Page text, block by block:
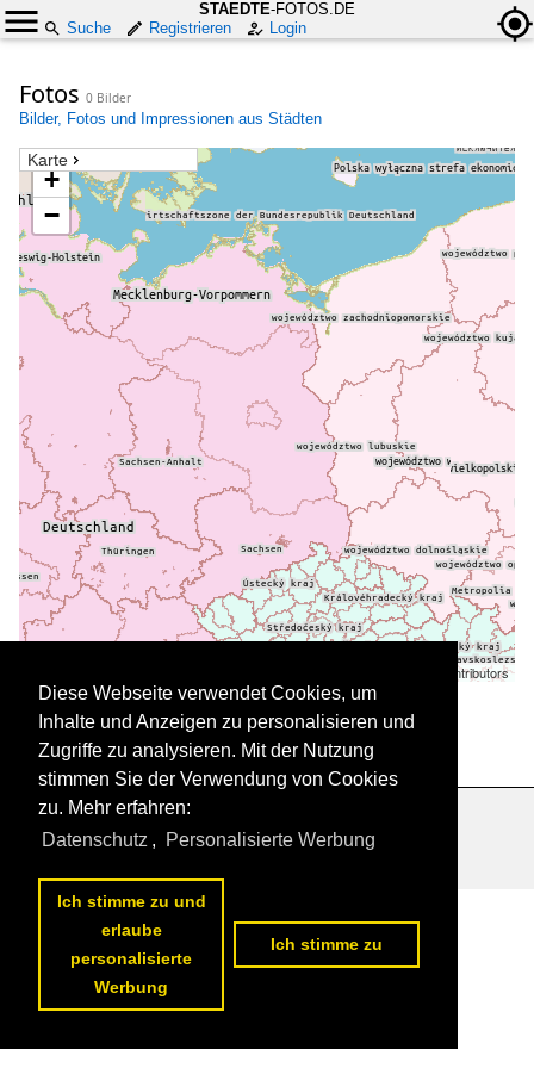
STAEDTE-FOTOS.DE
Suche
Registrieren Login
Fotos 0 Bilder
Bilder, Fotos und Impressionen aus Städten
Karte
+
−
contributors
Daten werden geladen
Datenschutzerklärung |Impressum| Kontakt
Diese Webseite verwendet Cookies, um
Inhalte und Anzeigen zu personalisieren und
Zugriffe zu analysieren. Mit der Nutzung
stimmen Sie der Verwendung von Cookies
zu. Mehr erfahren:
Datenschutz , Personalisierte Werbung
Ich stimme zu und
erlaube
personalisierte
Werbung
Ich stimme zu